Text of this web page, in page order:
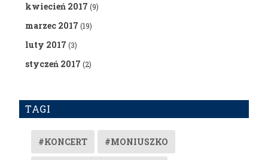
kwiecień 2017 (9)
marzec 2017 (19)
luty 2017 (3)
styczeń 2017 (2)
TAGI
#KONCERT #MONIUSZKO